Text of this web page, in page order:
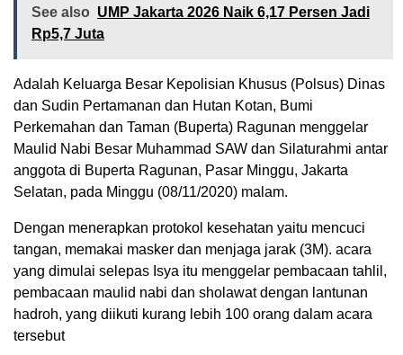
See also UMP Jakarta 2026 Naik 6,17 Persen Jadi
Rp5,7 Juta
Adalah Keluarga Besar Kepolisian Khusus (Polsus) Dinas
dan Sudin Pertamanan dan Hutan Kotan, Bumi
Perkemahan dan Taman (Buperta) Ragunan menggelar
Maulid Nabi Besar Muhammad SAW dan Silaturahmi antar
anggota di Buperta Ragunan, Pasar Minggu, Jakarta
Selatan, pada Minggu (08/11/2020) malam.
Dengan menerapkan protokol kesehatan yaitu mencuci
tangan, memakai masker dan menjaga jarak (3M). acara
yang dimulai selepas Isya itu menggelar pembacaan tahlil,
pembacaan maulid nabi dan sholawat dengan lantunan
hadroh, yang diikuti kurang lebih 100 orang dalam acara
tersebut